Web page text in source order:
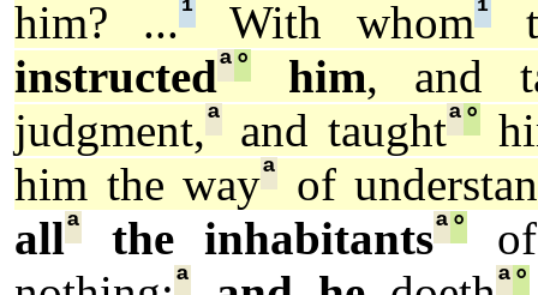
him? ...¹With whom¹
instructedª° him, and
judgment,ª and taughtª°
him the wayª
of
allª the inhabitantsª°
ª ª°